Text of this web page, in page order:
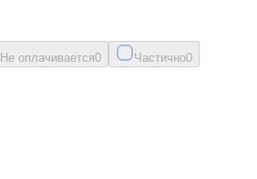
Не оплачивается0 Частично0